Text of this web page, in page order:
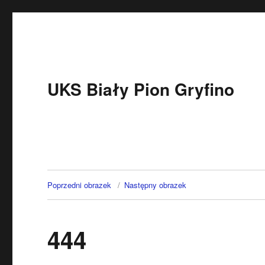
UKS Biały Pion Gryfino
Poprzedni obrazek Następny obrazek
444